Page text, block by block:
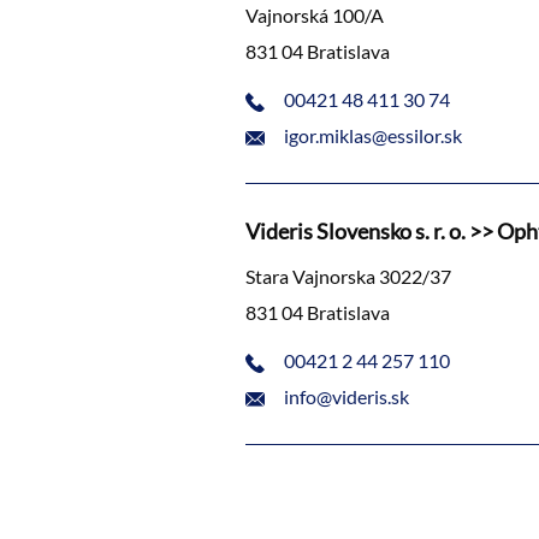
Vajnorská 100/A
831 04 Bratislava
00421 48 411 30 74
igor.miklas@essilor.sk
Videris Slovensko s. r. o. >>
Stara Vajnorska 3022/37
831 04 Bratislava
00421 2 44 257 110
info@videris.sk